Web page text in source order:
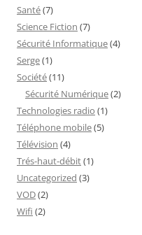
Santé(7)
Science Fiction (7)
Sécurité Informatique(4)
Serge(1)
Société(11)
Sécurité Numérique(2)
Technologies radio (1)
Téléphone mobile(5)
Télévision (4)
Trés-haut-débit(1)
Uncategorized (3)
VOD(2)
Wifi (2)